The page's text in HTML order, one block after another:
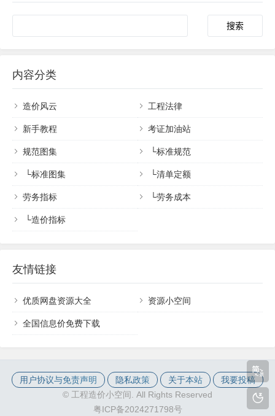
内容分类
造价风云 工程法律
新手教程 考证加油站
规范图集 └标准规范
└标准图集 └清单定额
劳务指标 └劳务成本
└造价指标
友情链接
优质网盘资源大全 资源小空间
全国信息价免费下载
用户协议与免责声明 隐私政策 关于本站
我要投稿
© 工程造价小空间. All Rights Reserved
粤ICP备2024271798号